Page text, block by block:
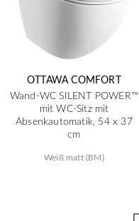
OTTAWA COMFORT
Wand-WC SILENT POWER™
mit WC-Sitz mit
Absenkautomatik, 54 x 37
cm
Weiß matt (BM)